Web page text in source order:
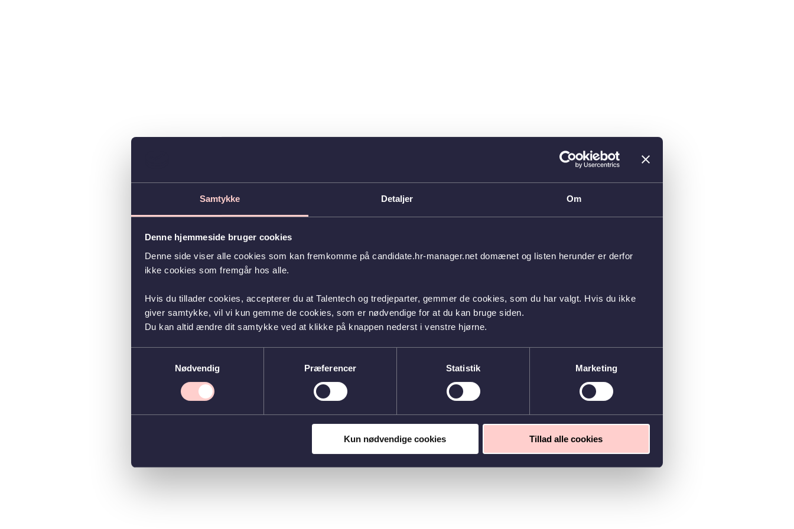
Samtykke Detaljer Om
Denne hjemmeside bruger cookies
Denne side viser alle cookies som kan fremkomme på candidate.hr-manager.net domænet og listen herunder er derfor
ikke cookies som fremgår hos alle.
Hvis du tillader cookies, accepterer du at Talentech og tredjeparter, gemmer de cookies, som du har valgt. Hvis du ikke
giver samtykke, vil vi kun gemme de cookies, som er nødvendige for at du kan bruge siden.
Du kan altid ændre dit samtykke ved at klikke på knappen nederst i venstre hjørne.
Nødvendig
Præferencer Statistik Marketing
Kun nødvendige cookies Tillad alle cookies